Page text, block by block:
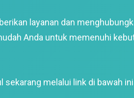
layanan dan
Anda untuk memenuhi
sekarang melalui link di bawah